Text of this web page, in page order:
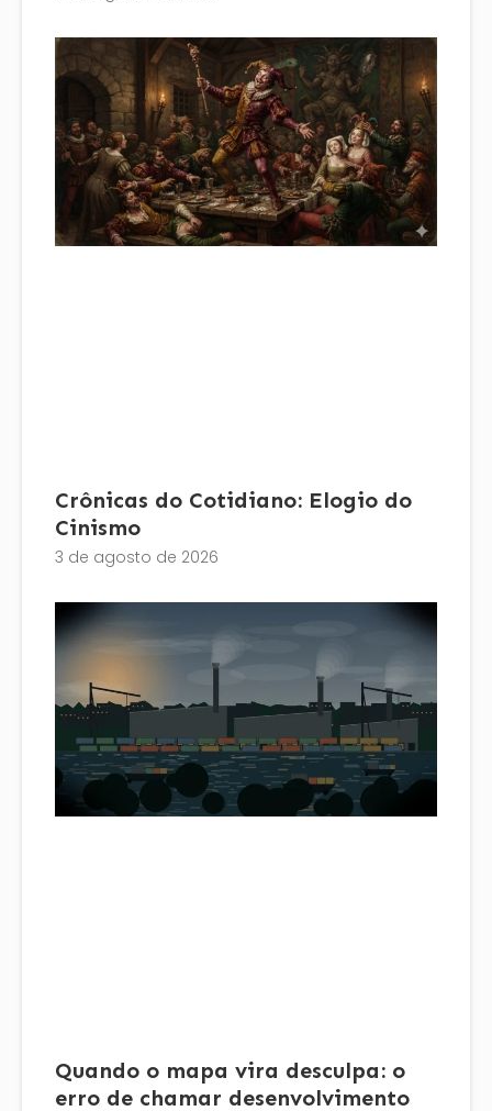
Crônicas do Cotidiano: Elogio do
Cinismo
3 de agosto de 2026
Quando o mapa vira desculpa: o
erro de chamar desenvolvimento